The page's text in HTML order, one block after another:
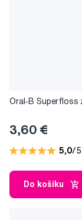
Oral-B Superfloss
3,60 €
5,0/5
Do košíku